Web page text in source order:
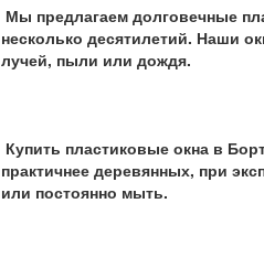
Мы предлагаем долговечные
несколько десятилетий. Наши
лучей, пыли или дождя.
Купить пластиковые окна в
практичнее деревянных, при
или постоянно мыть.